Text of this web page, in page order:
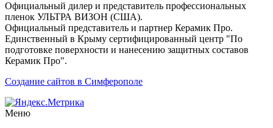
Официальный дилер и представитель профессиональных
пленок УЛЬТРА ВИЗОН (США).
Официальный представитель и партнер Керамик Про.
Единственный в Крыму сертифицированный центр "По
подготовке поверхности и нанесению защитных составов
Керамик Про".
Создание сайтов в Симферополе
Меню